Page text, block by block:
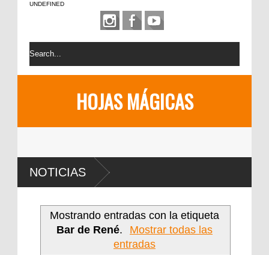
UNDEFINED
HOJAS MÁGICAS
NOTICIAS
Mostrando entradas con la etiqueta
Bar de René.
Mostrar todas las
entradas